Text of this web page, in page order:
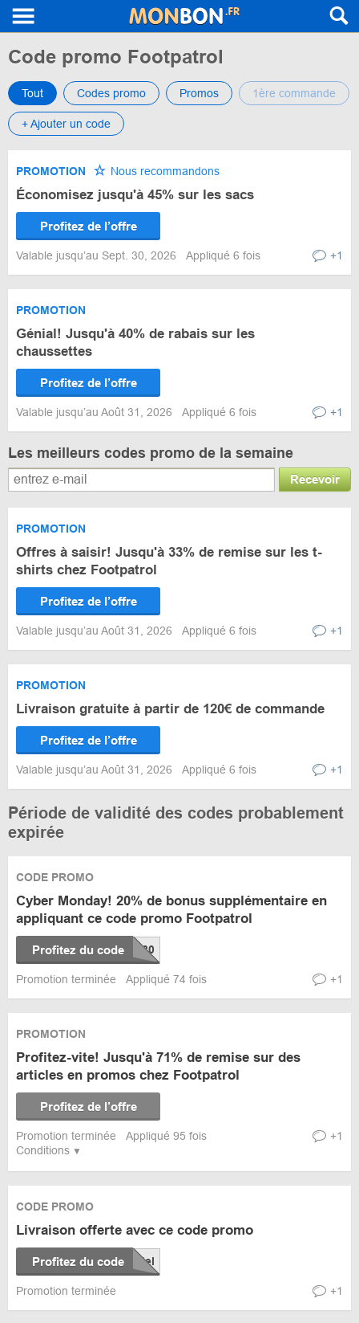
Code promo Footpatrol
Tout Codes promo Promos 1ère commande
+ Ajouter un code
PROMOTION Nous recommandons
Économisez jusqu'à 45% sur les sacs
Profitez de l’offre
Valable jusqu’au Sept. 30, 2026 Appliqué 6 fois +1
PROMOTION
Génial! Jusqu'à 40% de rabais sur les
chaussettes
Profitez de l’offre
Valable jusqu’au Août 31, 2026 Appliqué 6 fois +1
Les meilleurs codes promo de la semaine
Recevoir
PROMOTION
Offres à saisir! Jusqu'à 33% de remise sur les t-
shirts chez Footpatrol
Profitez de l’offre
Valable jusqu’au Août 31, 2026 Appliqué 6 fois +1
PROMOTION
Livraison gratuite à partir de 120€ de commande
Profitez de l’offre
Valable jusqu’au Août 31, 2026 Appliqué 6 fois +1
Période de validité des codes probablement
expirée
CODE PROMO
Cyber Monday! 20% de bonus supplémentaire en
appliquant ce code promo Footpatrol
Profitez du code
Promotion terminée Appliqué 74 fois +1
Conditions
PROMOTION
Profitez-vite! Jusqu'à 71% de remise sur des
articles en promos chez Footpatrol
Profitez de l’offre
Promotion terminée Appliqué 95 fois +1
CODE PROMO
Livraison offerte avec ce code promo
Profitez du code
Promotion terminée +1